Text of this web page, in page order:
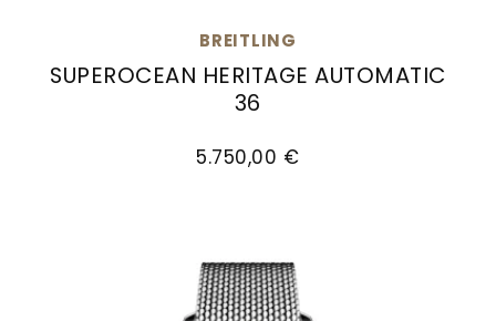
BREITLING
SUPEROCEAN HERITAGE AUTOMATIC
36
5.750,00 €